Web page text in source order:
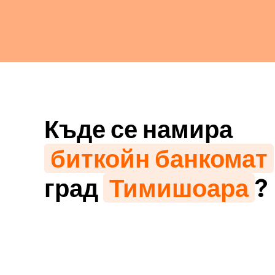
Къде се намира
биткойн банкомат
град Тимишоара ?